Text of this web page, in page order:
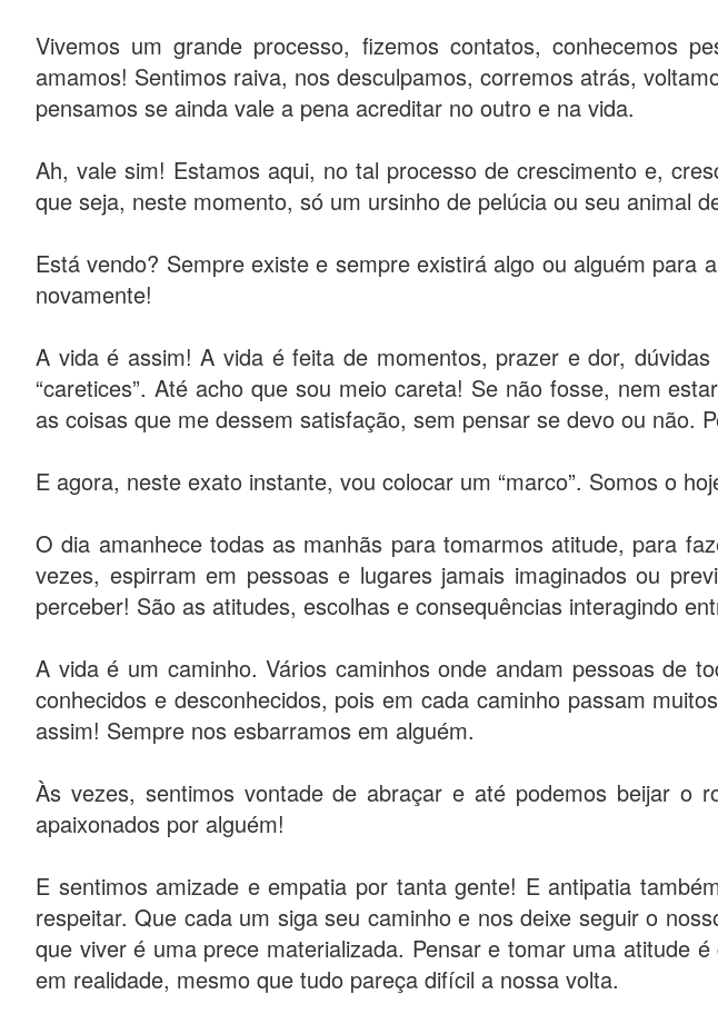
Vivemos um grande processo, fizemos contatos, conhecemos
amamos! Sentimos raiva, nos desculpamos, corremos atrás,
pensamos se ainda vale a pena acreditar no outro e na vida.
Ah, vale sim! Estamos aqui, no tal processo de crescimento e,
que seja, neste momento, só um ursinho de pelúcia ou seu animal
Está vendo? Sempre existe e sempre existirá algo ou alguém
novamente!
A vida é assim! A vida é feita de momentos, prazer e dor,
“caretices”. Até acho que sou meio careta! Se não fosse, nem
as coisas que me dessem satisfação, sem pensar se devo ou não.
E agora, neste exato instante, vou colocar um “marco”. Somos o
O dia amanhece todas as manhãs para tomarmos atitude, para
vezes, espirram em pessoas e lugares jamais imaginados ou
perceber! São as atitudes, escolhas e consequências interagindo
A vida é um caminho. Vários caminhos onde andam pessoas de
conhecidos e desconhecidos, pois em cada caminho passam
assim! Sempre nos esbarramos em alguém.
Às vezes, sentimos vontade de abraçar e até podemos beijar o
apaixonados por alguém!
E sentimos amizade e empatia por tanta gente! E antipatia
respeitar. Que cada um siga seu caminho e nos deixe seguir o
que viver é uma prece materializada. Pensar e tomar uma atitude
em realidade, mesmo que tudo pareça difícil a nossa volta.